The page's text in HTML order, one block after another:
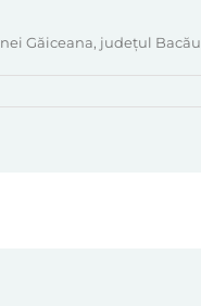
Găiceana, județul Bacău